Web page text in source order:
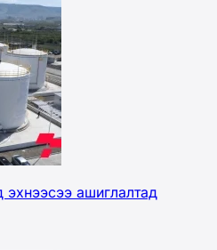
эхнээсээ ашиглалтад